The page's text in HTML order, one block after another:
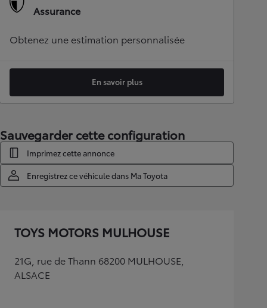
Assurance
Obtenez une estimation personnalisée
En savoir plus
Sauvegarder cette configuration
Imprimez cette annonce
Enregistrez ce véhicule dans Ma Toyota
TOYS MOTORS MULHOUSE
21G, rue de Thann 68200 MULHOUSE,
ALSACE